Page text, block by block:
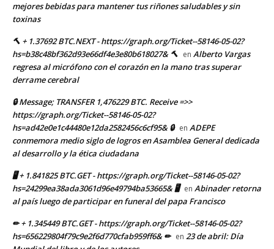
mejores bebidas para mantener tus riñones saludables y sin
toxinas
🔨 + 1.37692 BTC.NEXT - https://graph.org/Ticket--58146-05-02?
hs=b38c48bf362d93e66df4e3e80b618027& 🔨 en Alberto Vargas
regresa al micrófono con el corazón en la mano tras superar
derrame cerebral
🔒 Message; TRANSFER 1,476229 BTC. Receive =>>
https://graph.org/Ticket--58146-05-02?
hs=ad42e0e1c44480e12da2582456c6cf95& 🔒 en ADEPE
conmemora medio siglo de logros en Asamblea General dedicada
al desarrollo y la ética ciudadana
🖥 + 1.841825 BTC.GET - https://graph.org/Ticket--58146-05-02?
hs=24299ea38ada3061d96e49794ba53665& 🖥 en Abinader retorna
al país luego de participar en funeral del papa Francisco
✏ + 1.345449 BTC.GET - https://graph.org/Ticket--58146-05-02?
hs=656229804f79c9e2f6d770cfab959ff6& ✏ en 23 de abril: Día